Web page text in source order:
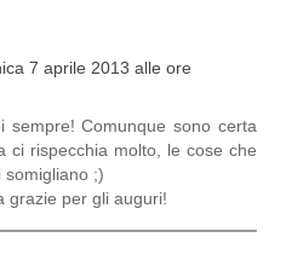
7 aprile 2013 alle ore
sempre! Comunque sono certa
ci rispecchia molto, le cose che
somigliano ;)
grazie per gli auguri!